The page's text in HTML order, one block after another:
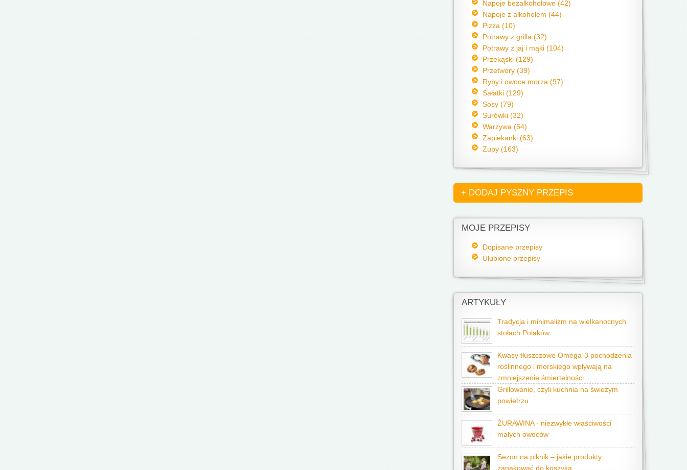
Napoje bezalkoholowe (42)
Napoje z alkoholem (44)
Pizza (10)
Potrawy z grilla (32)
Potrawy z jaj i mąki (104)
Przekąski (129)
Przetwory (39)
Ryby i owoce morza (97)
Sałatki (129)
Sosy (79)
Surówki (32)
Warzywa (54)
Zapiekanki (63)
Zupy (163)
+ DODAJ PYSZNY PRZEPIS
MOJE PRZEPISY
Dopisane przepisy
Ulubione przepisy
ARTYKUŁY
Tradycja i minimalizm na wielkanocnych
stołach Polaków
Kwasy tłuszczowe Omega-3 pochodzenia
roślinnego i morskiego wpływają na
zmniejszenie śmiertelności
Grillowanie, czyli kuchnia na świeżym
powietrzu
ŻURAWINA - niezwykłe właściwości
małych owoców
Sezon na piknik – jakie produkty
zapakować do koszyka